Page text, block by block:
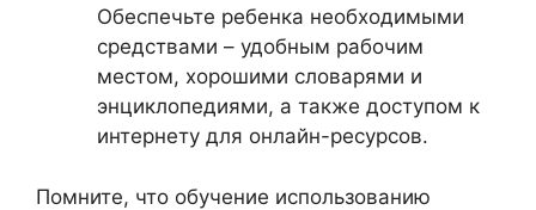
Обеспечьте ребенка необходимыми
средствами – удобным рабочим
местом, хорошими словарями и
энциклопедиями, а также доступом к
интернету для онлайн-ресурсов.
Помните, что обучение использованию